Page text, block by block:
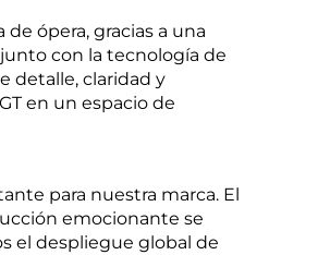
ópera, gracias a una
con la tecnología de
detalle, claridad y
en un espacio de
para nuestra marca. El
emocionante se
el despliegue global de